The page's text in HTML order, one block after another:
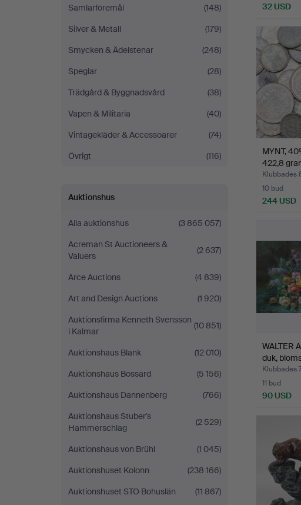
Samlarföremål
(148)
Silver & Metall
(179)
Smycken & Ädelstenar
(248)
Speglar
(28)
Trädgård & Byggnadsvård
(38)
Vapen & Militaria
(40)
Vintagekläder & Accessoarer
(74)
Övrigt
(116)
Auktionshus
Alla auktionshus
(3 865 057)
Acreman St Auctioneers &
Valuers
(2 637)
Arce Auctions
(4 839)
Art and Design Auctions
(1 920)
Auktionsfirma Kenneth Svensson
i Kalmar
(10 851)
Auktionshaus Blank
(12 010)
Auktionshaus Bossard
(5 156)
Auktionshaus Dannenberg
(766)
Auktionshaus Stuber's
Hammerschlag
(2 529)
Auktionshaus von Brühl
(1 045)
Auktionshuset Kolonn
(238 166)
Auktionshuset STO Bohuslän
(11 867)
32 USD
MYNT,
422,8
Klubbades
10 bud
244 USD
WALTER
duk,
Klubbades
11 bud
90 USD